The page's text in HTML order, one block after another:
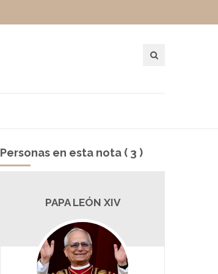
Personas en esta nota ( 3 )
PIETRO PAROLIN